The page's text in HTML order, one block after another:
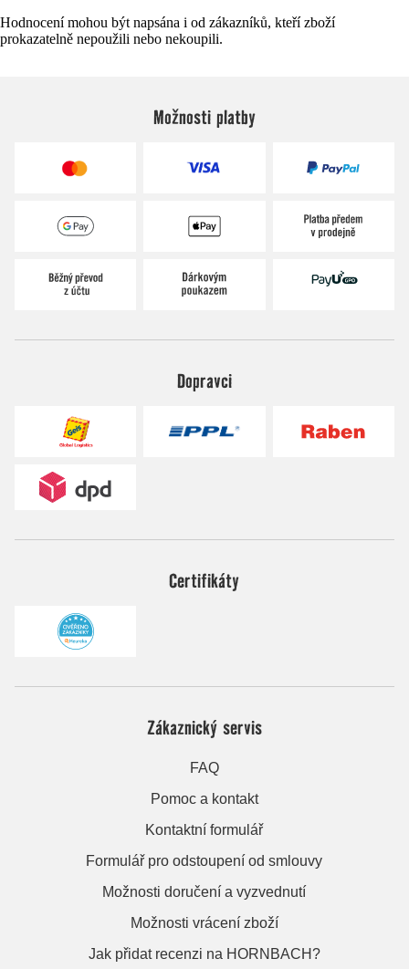
Hodnocení mohou být napsána i od zákazníků, kteří zboží
prokazatelně nepoužili nebo nekoupili.
Možnosti platby
Dopravci
Certifikáty
Zákaznický servis
FAQ
Pomoc a kontakt
Kontaktní formulář
Formulář pro odstoupení od smlouvy
Možnosti doručení a vyzvednutí
Možnosti vrácení zboží
Jak přidat recenzi na HORNBACH?